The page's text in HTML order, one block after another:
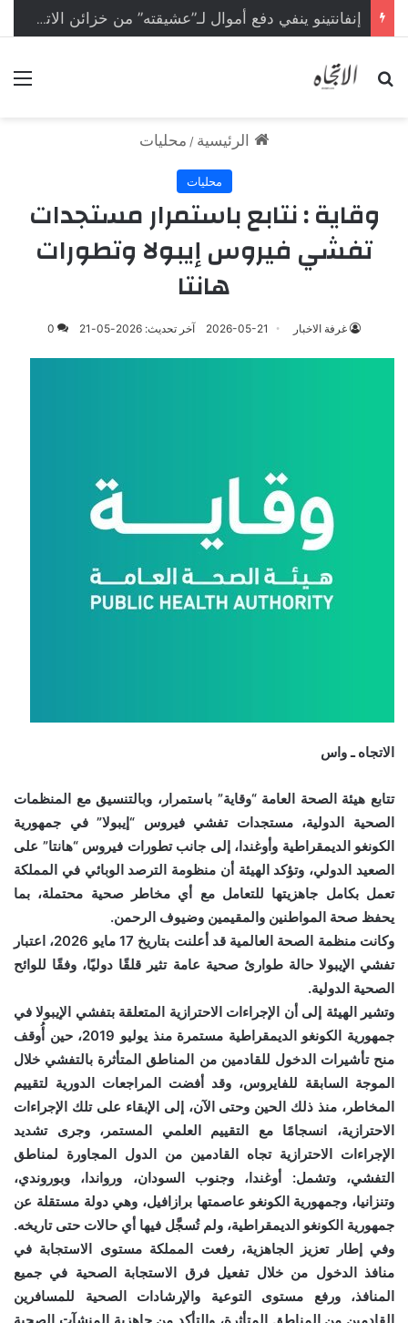
إنفانتينو ينفي دفع أموال لـ”عشيقته” من خزائن الاتحاد الأوروبي
بحث عن
الرئيسية / محليات
محليات
وقاية : نتابع باستمرار مستجدات
تفشي فيروس إيبولا وتطورات
هانتا
غرفة الاخبار 2026-05-21 آخر تحديث: 2026-05-21 0
الاتجاه ـ واس
تتابع هيئة الصحة العامة “وقاية” باستمرار، وبالتنسيق مع المنظمات
الصحية الدولية، مستجدات تفشي فيروس “إيبولا” في جمهورية
الكونغو الديمقراطية وأوغندا، إلى جانب تطورات فيروس “هانتا” على
الصعيد الدولي، وتؤكد الهيئة أن منظومة الترصد الوبائي في المملكة
تعمل بكامل جاهزيتها للتعامل مع أي مخاطر صحية محتملة، بما
يحفظ صحة المواطنين والمقيمين وضيوف الرحمن.
وكانت منظمة الصحة العالمية قد أعلنت بتاريخ 17 مايو 2026، اعتبار
تفشي الإيبولا حالة طوارئ صحية عامة تثير قلقًا دوليًا، وفقًا للوائح
الصحية الدولية.
وتشير الهيئة إلى أن الإجراءات الاحترازية المتعلقة بتفشي الإيبولا في
جمهورية الكونغو الديمقراطية مستمرة منذ يوليو 2019، حين أُوقف
منح تأشيرات الدخول للقادمين من المناطق المتأثرة بالتفشي خلال
الموجة السابقة للفايروس، وقد أفضت المراجعات الدورية لتقييم
المخاطر، منذ ذلك الحين وحتى الآن، إلى الإبقاء على تلك الإجراءات
الاحترازية، انسجامًا مع التقييم العلمي المستمر، وجرى تشديد
الإجراءات الاحترازية تجاه القادمين من الدول المجاورة لمناطق
التفشي، وتشمل: أوغندا، وجنوب السودان، ورواندا، وبوروندي،
وتنزانيا، وجمهورية الكونغو عاصمتها برازافيل، وهي دولة مستقلة عن
جمهورية الكونغو الديمقراطية، ولم تُسجَّل فيها أي حالات حتى تاريخه.
وفي إطار تعزيز الجاهزية، رفعت المملكة مستوى الاستجابة في
منافذ الدخول من خلال تفعيل فرق الاستجابة الصحية في جميع
المنافذ، ورفع مستوى التوعية والإرشادات الصحية للمسافرين